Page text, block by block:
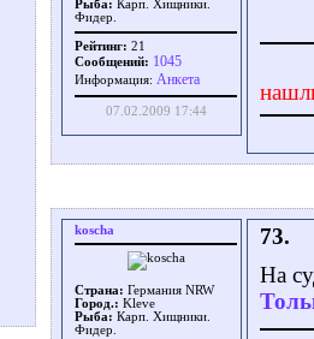
Рыба: Карп. Хищники.
Фидер.
Рейтинг: 21
Сообщений: 1045
Информация: Aнкета
07.02.2009 17:44
koscha
Страна: Германия NRW
Город.: Kleve
Рыба: Карп. Хищники.
Фидер.
73.
На